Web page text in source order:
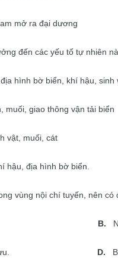
mở ra đại dương
đến các yếu tố tự nhiên
hình bờ biển, khí hậu, sinh
muối, giao thông vận tải biển
vật, muối, cát
hậu, địa hình bờ biển.
vùng nội chí tuyến, nên có
B.
D.